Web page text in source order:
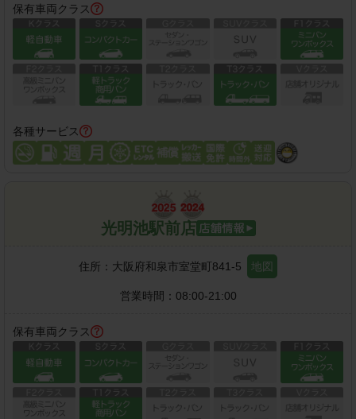
保有車両クラス
各種サービス
光明池駅前店
住所： 大阪府和泉市室堂町841-5 地図
営業時間： 08:00-21:00
保有車両クラス